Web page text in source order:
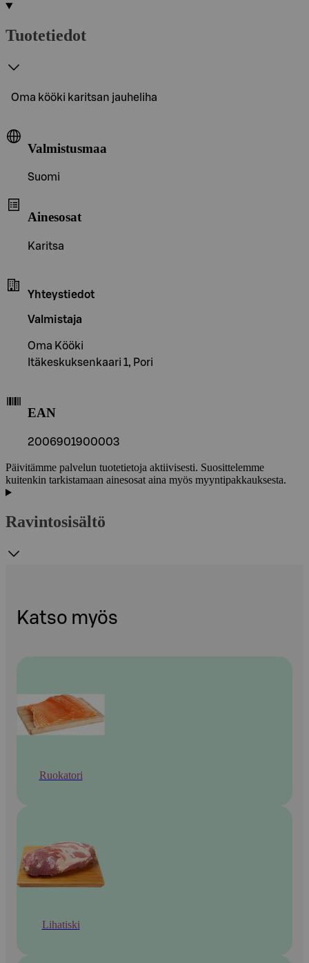
Tuotetiedot
Oma kööki karitsan jauheliha
Valmistusmaa
Suomi
Ainesosat
Karitsa
Yhteystiedot
Valmistaja
Oma Kööki
Itäkeskuksenkaari 1, Pori
EAN
2006901900003
Päivitämme palvelun tuotetietoja aktiivisesti. Suosittelemme
kuitenkin tarkistamaan ainesosat aina myös myyntipakkauksesta.
Ravintosisältö
Katso myös
Ruokatori
Lihatiski